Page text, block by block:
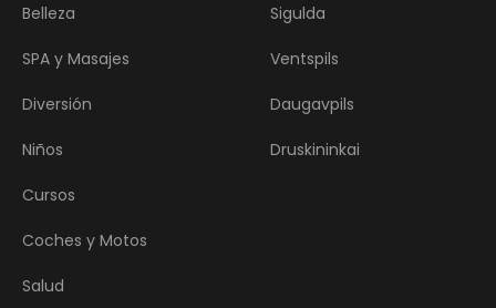
Belleza
SPA y Masajes
Diversión
Niños
Cursos
Coches y Motos
Salud
Sigulda
Ventspils
Daugavpils
Druskininkai